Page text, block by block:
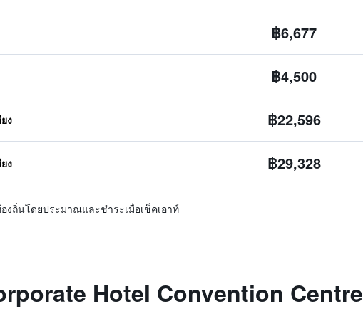
฿6,677
฿4,500
ง ฿22,596
ง ฿29,328
ถิ่นโดยประมาณและชำระเมื่อเช็คเอาท์
Hotel Convention Centre